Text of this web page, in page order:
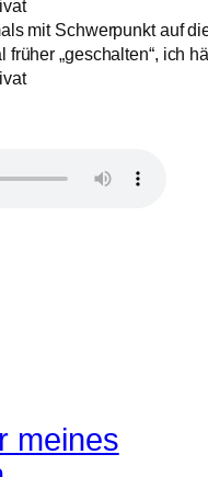
mit Schwerpunkt auf
„geschalten“, ich
meines